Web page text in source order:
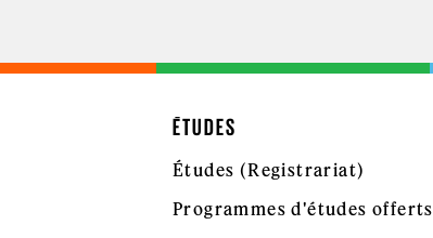
ÉTUDES
Études (Registrariat)
Programmes d'études offerts